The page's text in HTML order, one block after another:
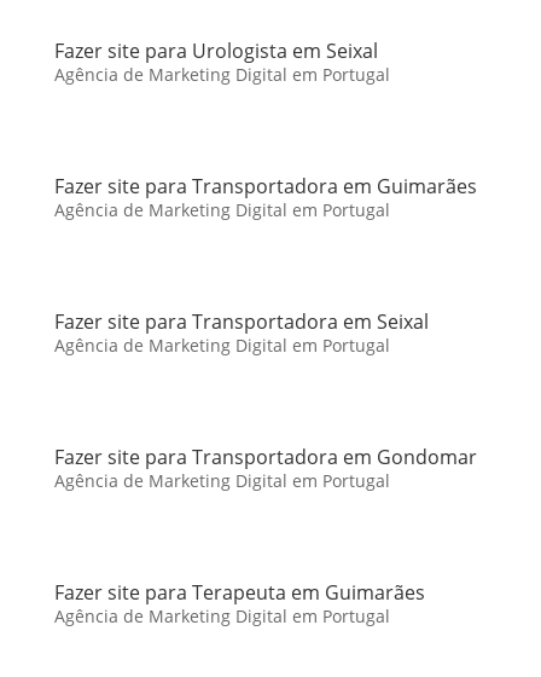
Fazer site para Urologista em Seixal
Agência de Marketing Digital em Portugal
Fazer site para Transportadora em Guimarães
Agência de Marketing Digital em Portugal
Fazer site para Transportadora em Seixal
Agência de Marketing Digital em Portugal
Fazer site para Transportadora em Gondomar
Agência de Marketing Digital em Portugal
Fazer site para Terapeuta em Guimarães
Agência de Marketing Digital em Portugal